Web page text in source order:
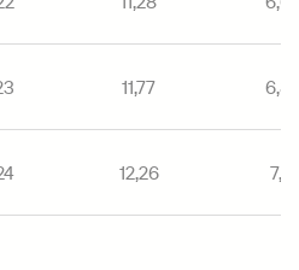
11,77
12,26 7,13